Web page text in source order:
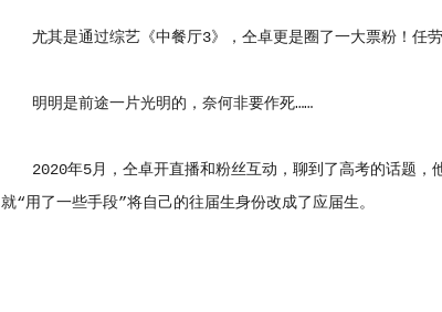
尤其是通过综艺《中餐厅3》，仝卓更是圈了一大票粉！任劳
明明是前途一片光明的，奈何非要作死……
2020年5月，仝卓开直播和粉丝互动，聊到了高考的话题，
就“用了一些手段”将自己的往届生身份改成了应届生。